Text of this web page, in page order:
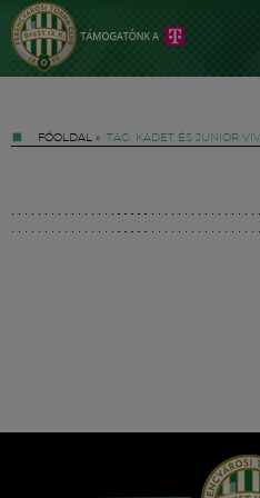
FŐOLDAL » TAG: KADET ÉS JUNIOR
Hírek